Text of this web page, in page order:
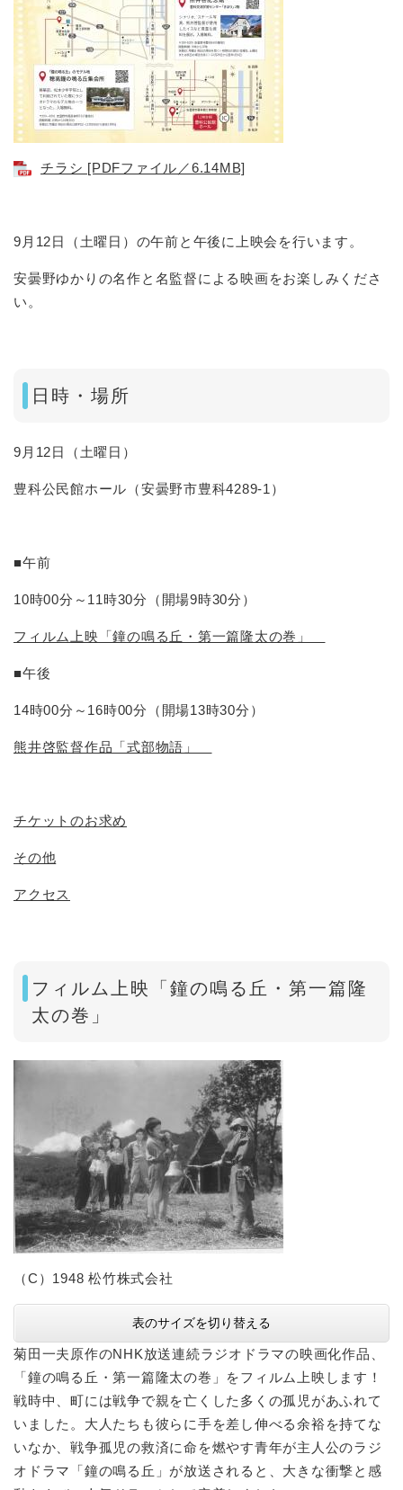
チラシ [PDFファイル／6.14MB]
​9月12日（土曜日）の午前と午後に上映会を行います。
安曇野ゆかりの名作と名監督による映画をお楽しみくださ
い。
日時・場所
9月12日（土曜日）
豊科公民館ホール（安曇野市豊科4289-1）​
■午前
10時00分～11時30分（開場9時30分）
フィルム上映「鐘の鳴る丘・第一篇隆太の巻」
■午後
14時00分～16時00分（開場13時30分）
熊井啓監督作品「式部物語」
チケットのお求め
その他
アクセス
フィルム上映「鐘の鳴る丘・第一篇隆
太の巻」
（C）1948 松竹株式会社
表のサイズを切り替える
菊田一夫原作のNHK放送連続ラジオドラマの映画化作品、
「鐘の鳴る丘・第一篇隆太の巻」をフィルム上映します！
戦時中、町には戦争で親を亡くした多くの孤児があふれて
いました。大人たちも彼らに手を差し伸べる余裕を持てな
いなか、戦争孤児の救済に命を燃やす青年が主人公のラジ
オドラマ「鐘の鳴る丘」が放送されると、大きな衝撃と感